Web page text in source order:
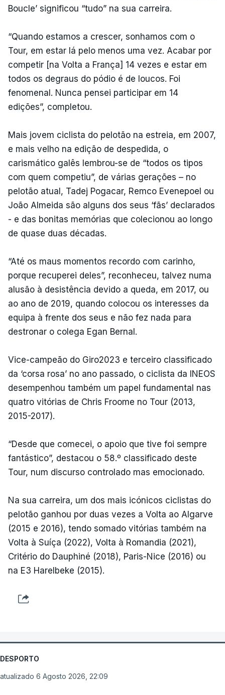
Boucle’ significou “tudo” na sua carreira.
“Quando estamos a crescer, sonhamos com o
Tour, em estar lá pelo menos uma vez. Acabar por
competir [na Volta a França] 14 vezes e estar em
todos os degraus do pódio é de loucos. Foi
fenomenal. Nunca pensei participar em 14
edições”, completou.
Mais jovem ciclista do pelotão na estreia, em 2007,
e mais velho na edição de despedida, o
carismático galês lembrou-se de “todos os tipos
com quem competiu”, de várias gerações – no
pelotão atual, Tadej Pogacar, Remco Evenepoel ou
João Almeida são alguns dos seus ‘fãs’ declarados
- e das bonitas memórias que colecionou ao longo
de quase duas décadas.
“Até os maus momentos recordo com carinho,
porque recuperei deles”, reconheceu, talvez numa
alusão à desistência devido a queda, em 2017, ou
ao ano de 2019, quando colocou os interesses da
equipa à frente dos seus e não fez nada para
destronar o colega Egan Bernal.
Vice-campeão do Giro2023 e terceiro classificado
da ‘corsa rosa’ no ano passado, o ciclista da INEOS
desempenhou também um papel fundamental nas
quatro vitórias de Chris Froome no Tour (2013,
2015-2017).
“Desde que comecei, o apoio que tive foi sempre
fantástico”, destacou o 58.º classificado deste
Tour, num discurso controlado mas emocionado.
Na sua carreira, um dos mais icónicos ciclistas do
pelotão ganhou por duas vezes a Volta ao Algarve
(2015 e 2016), tendo somado vitórias também na
Volta à Suíça (2022), Volta à Romandia (2021),
Critério do Dauphiné (2018), Paris-Nice (2016) ou
na E3 Harelbeke (2015).
DESPORTO
atualizado 6 Agosto 2026, 22:09